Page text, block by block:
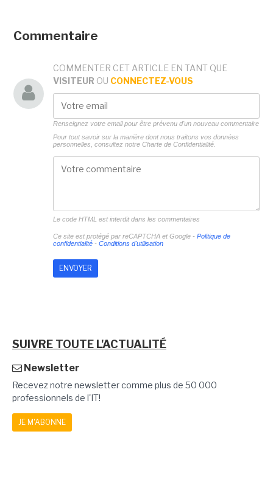
Commentaire
COMMENTER CET ARTICLE EN TANT QUE
VISITEUR OU CONNECTEZ-VOUS
Renseignez votre email pour être prévenu d'un nouveau commentaire
Pour tout savoir sur la manière dont nous traitons vos données
personnelles, consultez notre Charte de Confidentialité.
Le code HTML est interdit dans les commentaires
Ce site est protégé par reCAPTCHA et Google - Politique de
confidentialité- Conditions d'utilisation
SUIVRE TOUTE L'ACTUALITÉ
Newsletter
Recevez notre newsletter comme plus de 50 000
professionnels de l'IT!
JE M'ABONNE